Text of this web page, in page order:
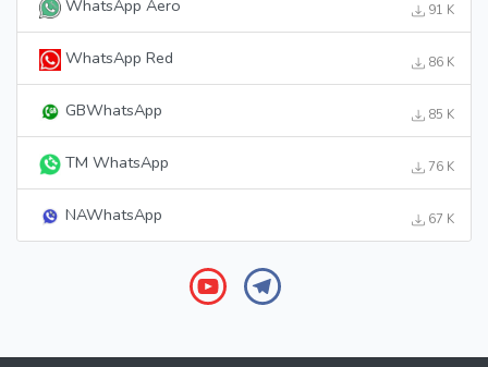
WhatsApp Aero 91 K
WhatsApp Red 86 K
GBWhatsApp 85 K
TM WhatsApp 76 K
NAWhatsApp 67 K